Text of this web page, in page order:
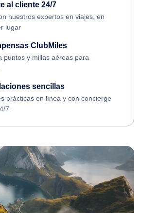
al cliente 24/7
nuestros expertos en viajes, en
lugar
ClubMiles
puntos y millas aéreas para
sencillas
prácticas en línea y con concierge
7.